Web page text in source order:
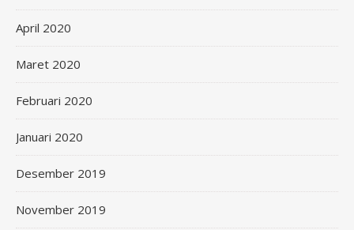
April 2020
Maret 2020
Februari 2020
Januari 2020
Desember 2019
November 2019